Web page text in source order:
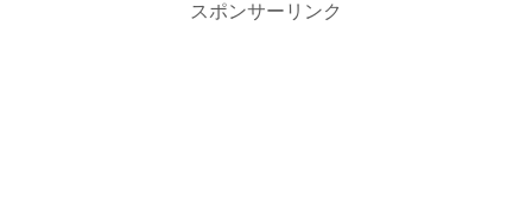
スポンサーリンク